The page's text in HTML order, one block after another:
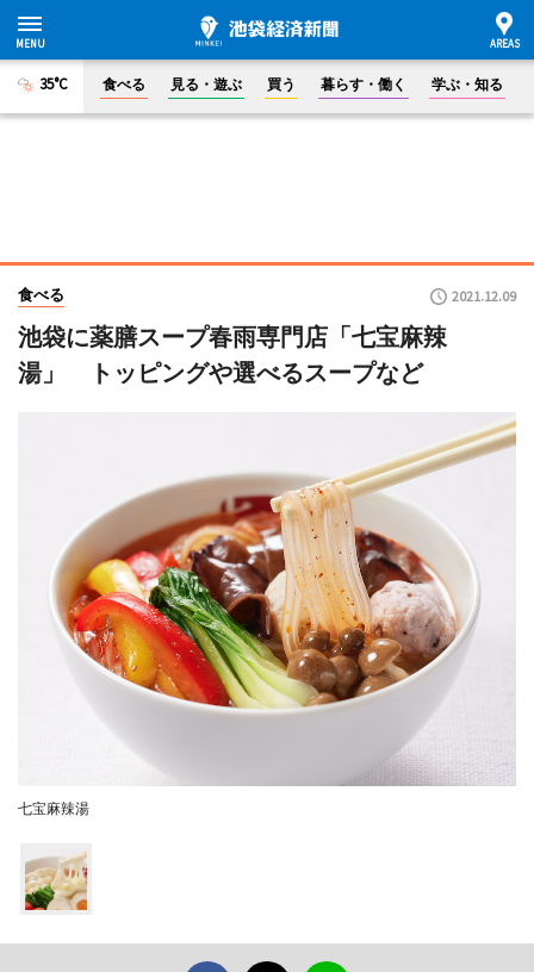
35°C 食べる 見る・遊ぶ 買う 暮らす・働く 学ぶ・知る
食べる 2021.12.09
池袋に薬膳スープ春雨専門店「七宝麻辣
湯」 トッピングや選べるスープなど
七宝麻辣湯